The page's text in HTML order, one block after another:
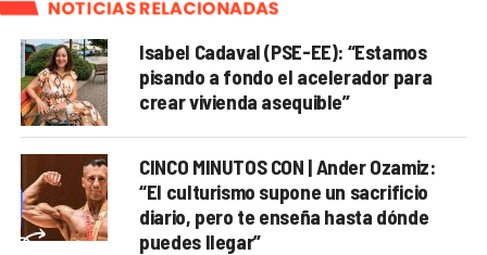
NOTICIAS RELACIONADAS
Isabel Cadaval (PSE-EE): “Estamos
pisando a fondo el acelerador para
crear vivienda asequible”
CINCO MINUTOS CON | Ander Ozamiz:
“El culturismo supone un sacrificio
diario, pero te enseña hasta dónde
puedes llegar”